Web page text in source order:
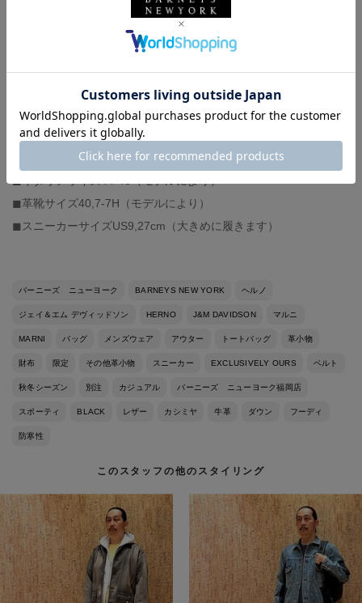
-スタッフ体型-
◼︎身長173cm、体重66kg
◼︎ドレスシャツサイズ38
◼︎革靴サイズ40,7-7H（モデルにより）
◼︎スニーカーサイズUS9,27cm（大きめに履きます）
バーニーズ ニューヨーク BARNEYS NEW YORK ヘルノ
ジェイ＆エム デヴィッドソン HERNO J&M DAVIDSON マルニ
MARNI バッグ メンズウェア アウター トートバッグ 革小物
財布 限定 その他革小物 スニーカー EXCLUSIVELY OURS ベルト
秋冬シーズン 別注 カジュアル バーニーズ ニューヨーク福岡店
スポーティ BLACK レザー カシミヤ 牛革 ダウン フーディ
防寒性
このスタッフの他のスタイリング